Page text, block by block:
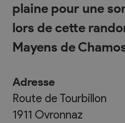
plaine pour une
lors de cette
Mayens de
Adresse
Route de Tourbillon
1911 Ovronnaz